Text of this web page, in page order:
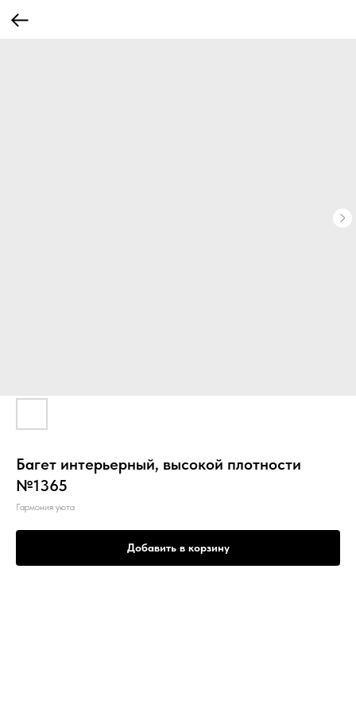
Багет интерьерный, высокой плотности
№1365
Гармония уюта
Добавить в корзину